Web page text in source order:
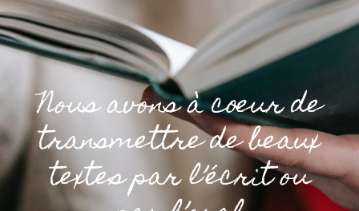
Nous avons à cœur de
transmettre de beaux
textes par l’écrit ou